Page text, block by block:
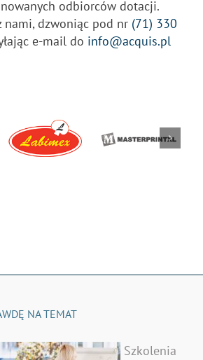
odbiorców dotacji.
nami, dzwoniąc pod nr(71) 330
e-mail do info@acquis.pl
NA TEMAT
Szkolenia